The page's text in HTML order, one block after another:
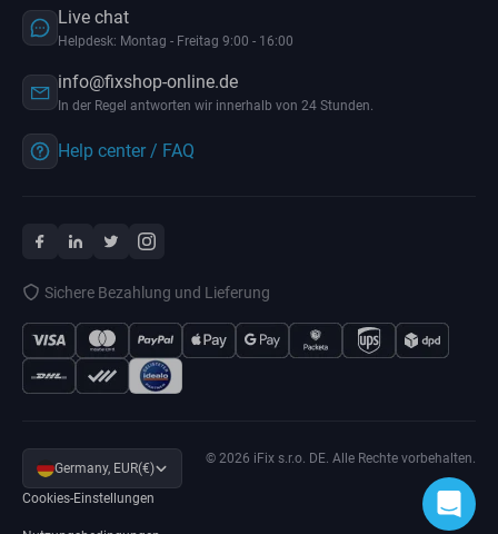
Live chat
Helpdesk: Montag - Freitag 9:00 - 16:00
info@fixshop-online.de
In der Regel antworten wir innerhalb von 24 Stunden.
Help center / FAQ
Sichere Bezahlung und Lieferung
Germany, EUR(€)
Cookies-Einstellungen
© 2026 iFix s.r.o. DE. Alle Rechte vorbehalten.